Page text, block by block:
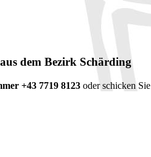
dem Bezirk Schärding
+43 7719 8123 oder schicken Sie